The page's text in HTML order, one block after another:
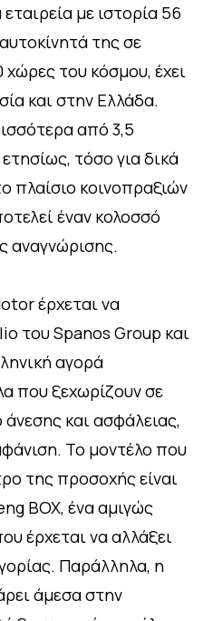
με ιστορία 56
της σε
του κόσμου, έχει
και στην Ελλάδα.
από 3,5
τόσο για δικά
πλαίσιο κοινοπραξιών
έναν κολοσσό
αναγνώρισης.
έρχεται να
του Spanos Group και
αγορά
που ξεχωρίζουν σε
άνεσης και ασφάλειας,
Το μοντέλο που
της προσοχής είναι
BOX, ένα αμιγώς
έρχεται να αλλάξει
Παράλληλα, η
άμεσα στην